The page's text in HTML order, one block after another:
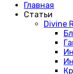
Главная
Статьи
Divine